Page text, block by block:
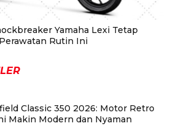
Yamaha Lexi Tetap
Rutin Ini
Classic 350 2026: Motor Retro
Makin Modern dan Nyaman